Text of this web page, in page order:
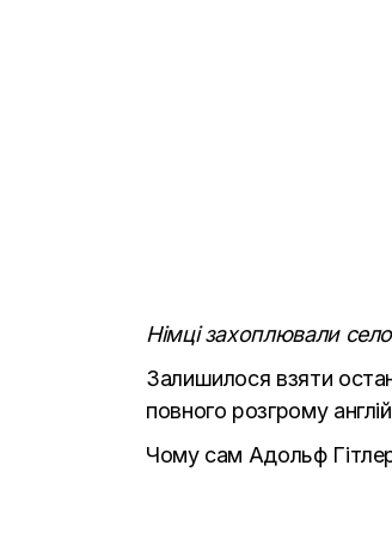
Німці захоплювали
Залишилося взяти
повного розгрому
Чому сам Адольф Гітлер